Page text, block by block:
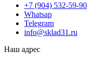
+7 (904) 532-59-90
Whatsap
Telegram
info@sklad31.ru
Наш адрес